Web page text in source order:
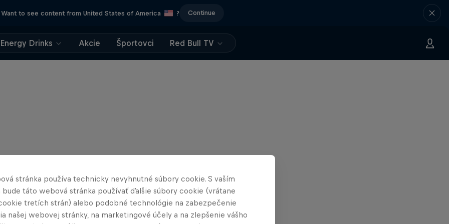
Want to see content from United States of America ? Continue
Energy Drinks Akcie Športovci Red Bull TV
stránka používa technicky nevyhnutné súbory cookie. S vaším
bude táto webová stránka používať ďalšie súbory cookie (vrátane
tretích strán) alebo podobné technológie na zabezpečenie
našej webovej stránky, na marketingové účely a na zlepšenie vášho